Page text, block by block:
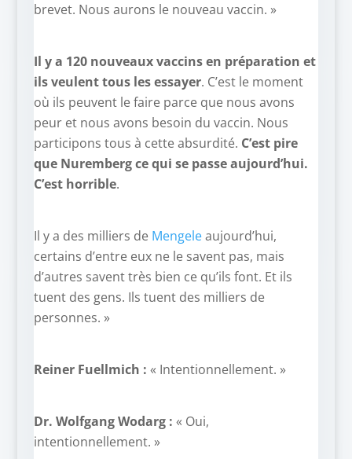
brevet. Nous aurons le nouveau vaccin. »
Il y a 120 nouveaux vaccins en préparation et
ils veulent tous les essayer. C’est le moment
où ils peuvent le faire parce que nous avons
peur et nous avons besoin du vaccin. Nous
participons tous à cette absurdité. C’est pire
que Nuremberg ce qui se passe aujourd’hui.
C’est horrible.
Il y a des milliers de Mengeleaujourd’hui,
certains d’entre eux ne le savent pas, mais
d’autres savent très bien ce qu’ils font. Et ils
tuent des gens. Ils tuent des milliers de
personnes. »
Reiner Fuellmich : « Intentionnellement. »
Dr. Wolfgang Wodarg : « Oui,
intentionnellement. »